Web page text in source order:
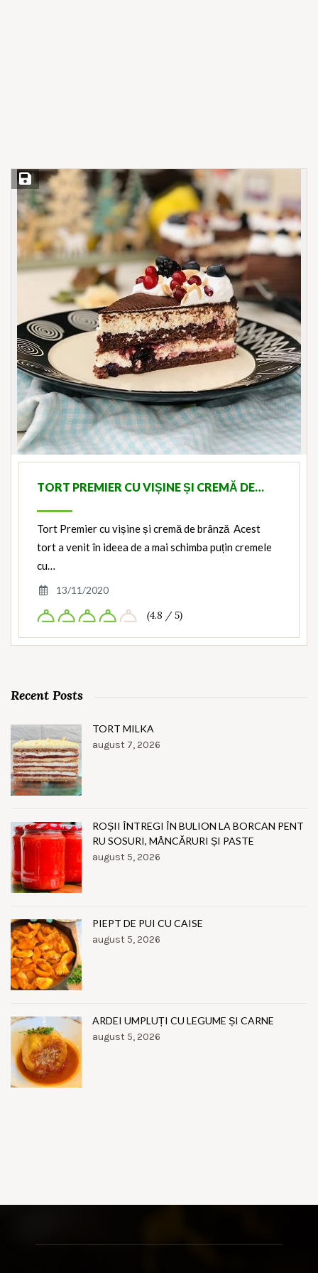
Save Recipe
TORT PREMIER CU VIȘINE ȘI CREMĂ DE…
Tort Premier cu vișine și cremă de brânză Acest
tort a venit în ideea de a mai schimba puțin cremele
cu…
13/11/2020
(4.8 / 5)
Recent Posts
TORT MILKA
august 7, 2026
ROȘII ÎNTREGI ÎN BULION LA BORCAN PENT
RU SOSURI, MÂNCĂRURI ȘI PASTE
august 5, 2026
PIEPT DE PUI CU CAISE
august 5, 2026
ARDEI UMPLUȚI CU LEGUME ȘI CARNE
august 5, 2026